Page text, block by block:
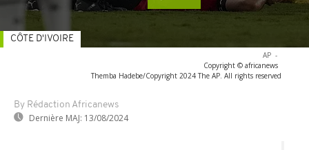
AP -
Copyright © africanews
Themba Hadebe/Copyright 2024 The AP. All rights reserved
By Rédaction Africanews
Dernière MAJ: 13/08/2024
CÔTE D'IVOIRE